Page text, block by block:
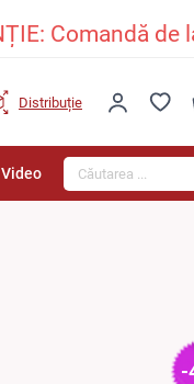
Comandă de la 2
Distribuție
Video Căutarea...
-